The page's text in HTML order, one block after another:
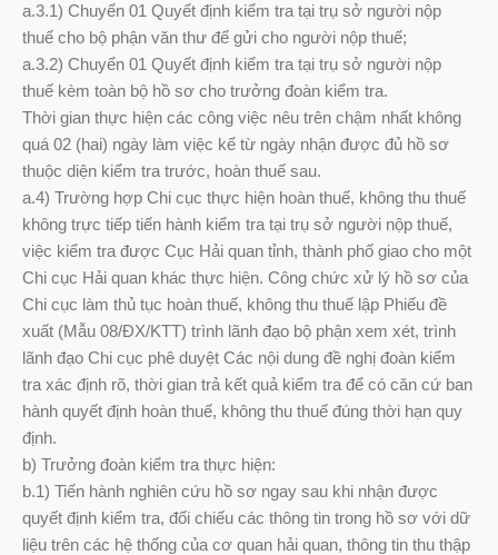
a.3.1) Chuyển 01 Quyết định kiểm tra tại trụ sở người nộp
thuế cho bộ phận văn thư để gửi cho người nộp thuế;
a.3.2) Chuyển 01 Quyết định kiểm tra tại trụ sở người nộp
thuế kèm toàn bộ hồ sơ cho trưởng đoàn kiểm tra.
Thời gian thực hiện các công việc nêu trên chậm nhất không
quá 02 (hai) ngày làm việc kể từ ngày nhận được đủ hồ sơ
thuộc diện kiểm tra trước, hoàn thuế sau.
a.4) Trường hợp Chi cục thực hiện hoàn thuế, không thu thuế
không trực tiếp tiến hành kiểm tra tại trụ sở người nộp thuế,
việc kiểm tra được Cục Hải quan tỉnh, thành phố giao cho một
Chi cục Hải quan khác thực hiện. Công chức xử lý hồ sơ của
Chi cục làm thủ tục hoàn thuế, không thu thuế lập Phiếu đề
xuất (Mẫu 08/ĐX/KTT) trình lãnh đạo bộ phận xem xét, trình
lãnh đạo Chi cục phê duyệt Các nội dung đề nghị đoàn kiểm
tra xác định rõ, thời gian trả kết quả kiểm tra để có căn cứ ban
hành quyết định hoàn thuế, không thu thuế đúng thời hạn quy
định.
b) Trưởng đoàn kiểm tra thực hiện:
b.1) Tiến hành nghiên cứu hồ sơ ngay sau khi nhận được
quyết định kiểm tra, đối chiếu các thông tin trong hồ sơ với dữ
liệu trên các hệ thống của cơ quan hải quan, thông tin thu thập